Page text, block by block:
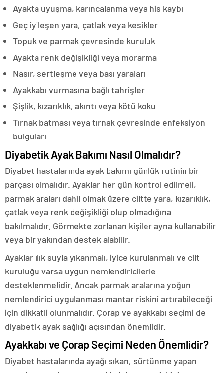
Ayakta uyuşma, karıncalanma veya his kaybı
Geç iyileşen yara, çatlak veya kesikler
Topuk ve parmak çevresinde kuruluk
Ayakta renk değişikliği veya morarma
Nasır, sertleşme veya bası yaraları
Ayakkabı vurmasına bağlı tahrişler
Şişlik, kızarıklık, akıntı veya kötü koku
Tırnak batması veya tırnak çevresinde enfeksiyon
bulguları
Diyabetik Ayak Bakımı Nasıl Olmalıdır?
Diyabet hastalarında ayak bakımı günlük rutinin bir
parçası olmalıdır. Ayaklar her gün kontrol edilmeli,
parmak araları dahil olmak üzere ciltte yara, kızarıklık,
çatlak veya renk değişikliği olup olmadığına
bakılmalıdır. Görmekte zorlanan kişiler ayna kullanabilir
veya bir yakından destek alabilir.
Ayaklar ılık suyla yıkanmalı, iyice kurulanmalı ve cilt
kuruluğu varsa uygun nemlendiricilerle
desteklenmelidir. Ancak parmak aralarına yoğun
nemlendirici uygulanması mantar riskini artırabileceği
için dikkatli olunmalıdır. Çorap ve ayakkabı seçimi de
diyabetik ayak sağlığı açısından önemlidir.
Ayakkabı ve Çorap Seçimi Neden Önemlidir?
Diyabet hastalarında ayağı sıkan, sürtünme yapan